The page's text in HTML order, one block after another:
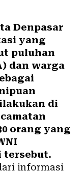
Denpasar
yang
puluhan
dan warga
di
orang yang
tersebut.
informasi